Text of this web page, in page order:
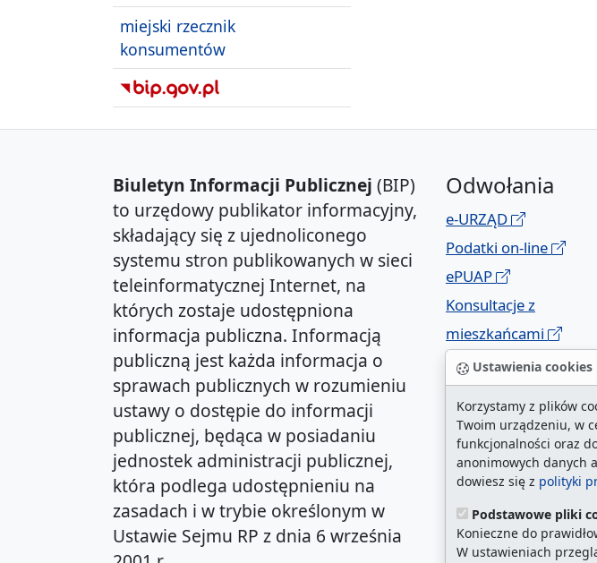
Ustawienia cookies
Korzystamy z plików
Twoim urządzeniu, w
funkcjonalności oraz
anonimowych danych
dowiesz się z polityki
Podstawowe pliki
Konieczne do
W ustawieniach
miejski rzecznik
konsumentów
Biuletyn Informacji Publicznej (BIP)
to urzędowy publikator informacyjny,
składający się z ujednoliconego
systemu stron publikowanych w sieci
teleinformatycznej Internet, na
których zostaje udostępniona
informacja publiczna. Informacją
publiczną jest każda informacja o
sprawach publicznych w rozumieniu
ustawy o dostępie do informacji
publicznej, będąca w posiadaniu
jednostek administracji publicznej,
która podlega udostępnieniu na
zasadach i w trybie określonym w
Ustawie Sejmu RP z dnia 6 września
Odwołania
e-URZĄD
Podatki on-line
ePUAP
Konsultacje z
mieszkańcami
Geoportal